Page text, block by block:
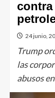
24 junio,
Trump
las
abusos